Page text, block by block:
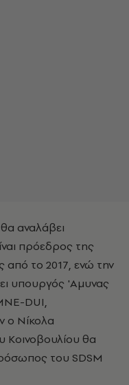
αναλάβει
πρόεδρος της
από το 2017, ενώ την
υπουργός 'Αμυνας
DUI,
ο Νίκολα
Κοινοβουλίου θα
του SDSM